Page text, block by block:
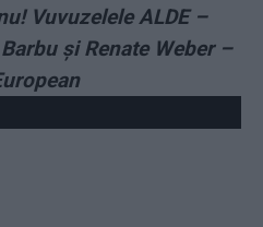
Vuvuzelele ALDE –
și Renate Weber –